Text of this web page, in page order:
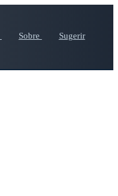
Sobre
Sugerir